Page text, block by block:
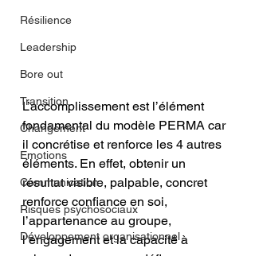
Résilience
Leadership
Bore out
Transition
Changement
Emotions
Communication
Risques psychosociaux
Développement organisationnel
L’accomplissement est l’élément
fondamental du modèle PERMA car
il concrétise et renforce les 4 autres
éléments. En effet, obtenir un
résultat visible, palpable, concret
renforce confiance en soi,
l’appartenance au groupe,
l’engagement et la capacité à